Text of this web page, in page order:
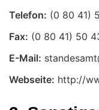
Telefon:
Fax:
E-Mail:
Webseite: http://